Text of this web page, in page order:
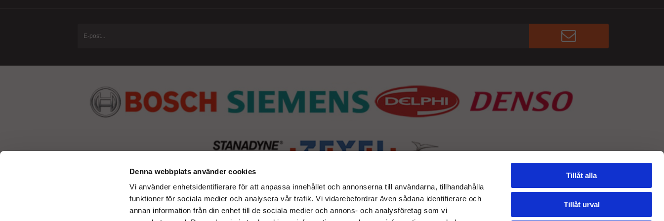
Denna webbplats använder cookies
Vi använder enhetsidentifierare för att anpassa innehållet och annonserna till användarna, tillhandahålla
funktioner för sociala medier och analysera vår trafik. Vi vidarebefordrar även sådana identifierare och
annan information från din enhet till de sociala medier och annons- och analysföretag som vi
Tillåt alla
Tillåt urval